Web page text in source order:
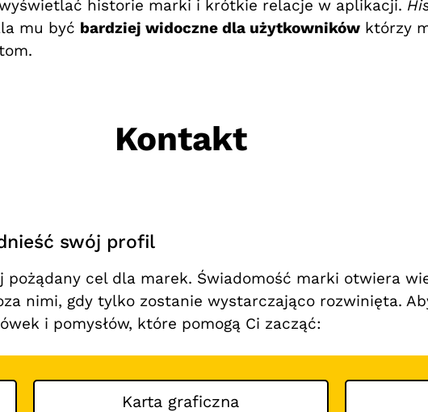
historie marki i krótkie relacje w aplikacji.
mu być bardziej widoczne dla użytkowników którzy
Kontakt
swój profil
cel dla marek. Świadomość marki otwiera
nimi, gdy tylko zostanie wystarczająco rozwinięta.
i pomysłów, które pomogą Ci zacząć:
Karta graficzna